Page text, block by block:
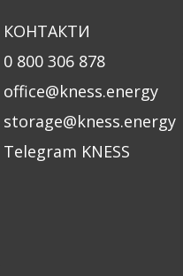
КОНТАКТИ
0 800 306 878
office@kness.energy
storage@kness.energy
Telegram KNESS